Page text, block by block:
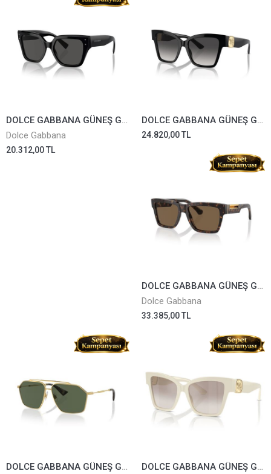
DOLCE GABBANA GÜNEŞ GÖZLÜĞÜ 4471-501/87
Dolce Gabbana
20.312,00 TL
DOLCE GABBANA GÜNEŞ GÖZLÜĞÜ 4470-501/8G
24.820,00 TL
DOLCE GABBANA GÜNEŞ GÖZLÜĞÜ 4465-502/73
Dolce Gabbana
33.385,00 TL
DOLCE GABBANA GÜNEŞ GÖZLÜĞÜ 2303-02/9A DOLCE GABBANA GÜNEŞ GÖZLÜĞÜ 4470-3312/94